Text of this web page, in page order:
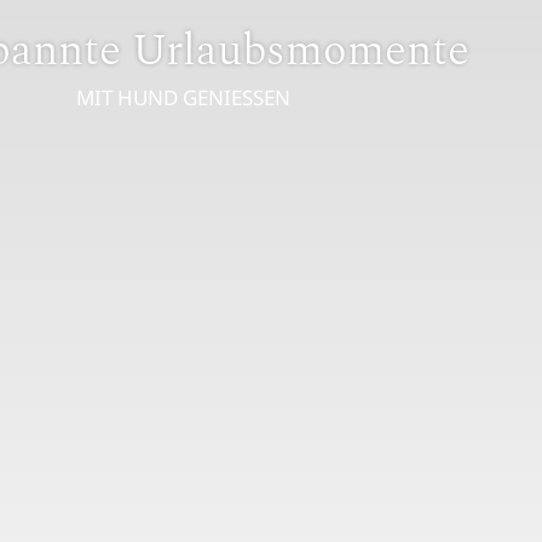
Urlaubsmomente
MIT HUND GENIESSEN